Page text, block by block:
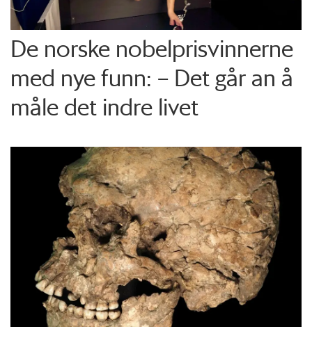
De norske nobelprisvinnerne
med nye funn: – Det går an å
måle det indre livet